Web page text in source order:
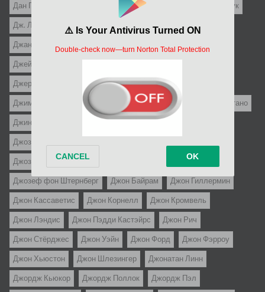
Дан Пица Дени де Ла Пательер Детлеф Бук
Дж. Ли Томпсон Дж.С. Кардоне Джанни Франчолини
Джанфранко Мингоцци
Джеймс Гэйл
Джером Роббинс Джерри Пэрис Джим Абрахамс
Джим Дрэйк Джим Уайнорски Джин Келли Джин Куинтано
Джин Сэкс Джо Д`Амато Джо Данте
Джозеф Зито
Джозеф МакГрат Джозеф Пивни Джозеф Энтони
Джозеф фон Штернберг Джон Байрам Джон Гиллермин
Джон Кассаветис Джон Корнелл Джон Кромвель
Джон Лэндис Джон Пэдди Кастэйрс Джон Рич
Джон Стёрджес Джон Уэйн Джон Форд Джон Фэрроу
Джон Хьюстон Джон Шлезингер Джонатан Линн
Джордж Кьюкор Джордж Поллок Джордж Пэл